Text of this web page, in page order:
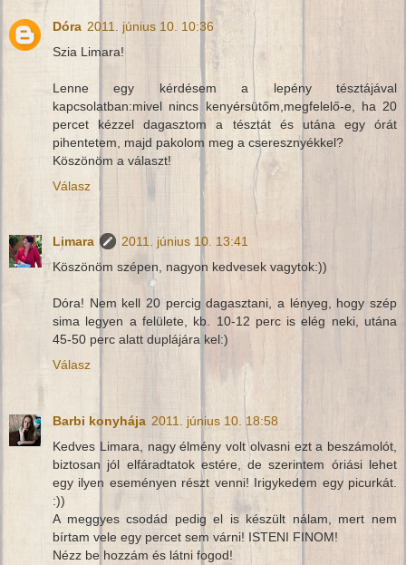
Dóra 2011. június 10. 10:36
Szia Limara!
Lenne egy kérdésem a lepény tésztájával
kapcsolatban:mivel nincs kenyérsütőm,megfelelő-e, ha 20
percet kézzel dagasztom a tésztát és utána egy órát
pihentetem, majd pakolom meg a cseresznyékkel?
Köszönöm a választ!
Válasz
Limara
2011. június 10. 13:41
Köszönöm szépen, nagyon kedvesek vagytok:))
Dóra! Nem kell 20 percig dagasztani, a lényeg, hogy szép
sima legyen a felülete, kb. 10-12 perc is elég neki, utána
45-50 perc alatt duplájára kel:)
Válasz
Barbi konyhája 2011. június 10. 18:58
Kedves Limara, nagy élmény volt olvasni ezt a beszámolót,
biztosan jól elfáradtatok estére, de szerintem óriási lehet
egy ilyen eseményen részt venni! Irigykedem egy picurkát.
:))
A meggyes csodád pedig el is készült nálam, mert nem
bírtam vele egy percet sem várni! ISTENI FINOM!
Nézz be hozzám és látni fogod!